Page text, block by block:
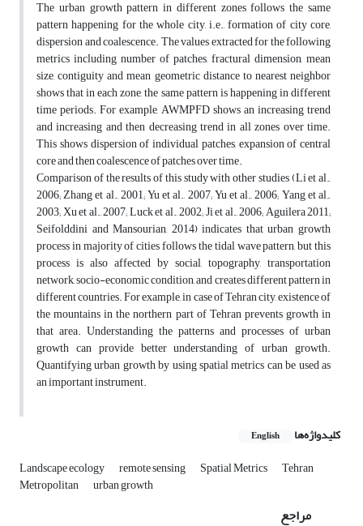
The urban growth pattern in different zones follows the same
pattern happening for the whole city, i.e., formation of city core,
dispersion and coalescence. The values extracted for the following
metrics including number of patches, fractural dimension, mean
size, contiguity and mean geometric distance to nearest neighbor
shows that in each zone, the same pattern is happening in different
time periods. For example, AWMPFD shows an increasing trend
and increasing and then decreasing trend in all zones over time.
This shows dispersion of individual patches, expansion of central
core and then coalescence of patches over time.
Comparison of the results of this study with other studies (Li et al.,
2006; Zhang et al., 2001; Yu et al., 2007; Yu et al., 2006; Yang et al.,
2003; Xu et al., 2007; Luck et al., 2002; Ji et al., 2006; Aguilera 2011;
Seifolddini and Mansourian, 2014) indicates that urban growth
process in majority of cities follows the tidal wave pattern, but this
process is also affected by social, topography, transportation
network, socio-economic condition, and creates different pattern in
different countries. For example, in case of Tehran city, existence of
the mountains in the northern part of Tehran prevents growth in
that area. Understanding the patterns and processes of urban
growth can provide better understanding of urban growth.
Quantifying urban growth by using spatial metrics can be used as
an important instrument.
کلیدواژه‌ها English
Landscape ecology remote sensing Spatial Metrics Tehran
Metropolitan urban growth
مراجع